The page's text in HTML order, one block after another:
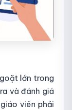
lớn trong
và đánh giá
viên phải